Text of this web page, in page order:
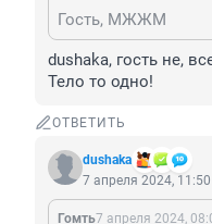
Гость, МЖЖМ
dushaka, гость не,
Тело то одно!
ОТВЕТИТЬ
dushaka
7 апреля 2024, 11:50
Гомть7 апреля 2024,